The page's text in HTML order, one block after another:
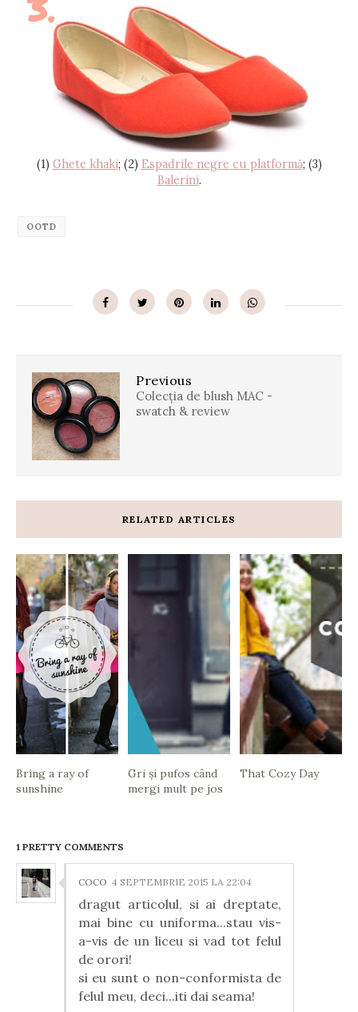
(1) Ghete khaki; (2) Espadrile negre cu platformă; (3)
Balerini.
OOTD
Previous
Colecția de blush MAC -
swatch & review
RELATED ARTICLES
Bring a ray of
sunshine
Gri și pufos când
mergi mult pe jos
That Cozy Day
1 PRETTY COMMENTS
COCO 4 SEPTEMBRIE 2015 LA 22:04
dragut articolul, si ai dreptate,
mai bine cu uniforma...stau vis-
a-vis de un liceu si vad tot felul
de orori!
si eu sunt o non-conformista de
felul meu, deci...iti dai seama!